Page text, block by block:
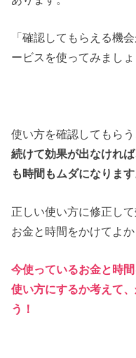
「確認してもらえる機
ービスを使ってみましょ
使い方を確認してもらう
続けて効果が出なけれ
も時間もムダになります
正しい使い方に修正し
お金と時間をかけてよ
今使っているお金と時
使い方にするか考えて
う！